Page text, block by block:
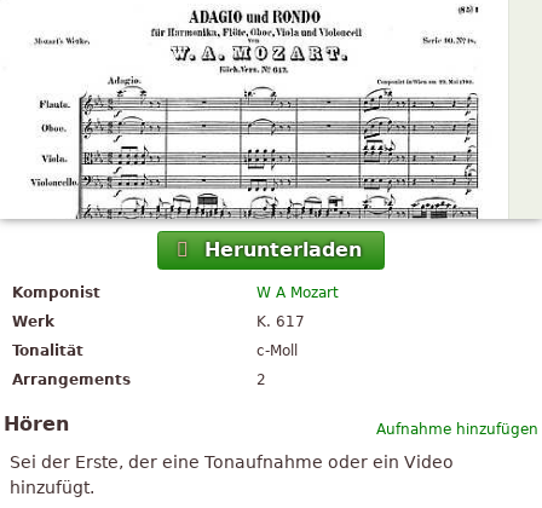
Herunterladen
Komponist
W A Mozart
Werk
K. 617
Tonalität
c-Moll
Arrangements
2
Aufnahme hinzufügen
Hören
Sei der Erste, der eine Tonaufnahme oder ein Video
hinzufügt.